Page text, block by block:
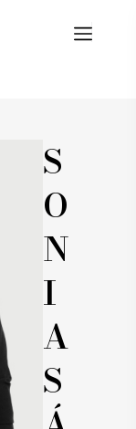
S
O
N
I
A
S